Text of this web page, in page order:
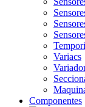
Variacs
Componentes